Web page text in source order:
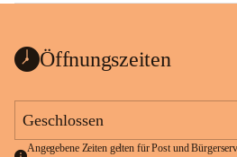
Öffnungszeiten
Geschlossen
Angegebene Zeiten gelten für Post und